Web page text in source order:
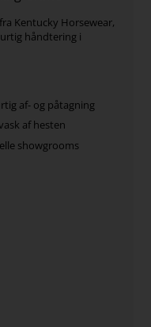
Kentucky Horsewear,
håndtering i
af- og påtagning
af hesten
showgrooms